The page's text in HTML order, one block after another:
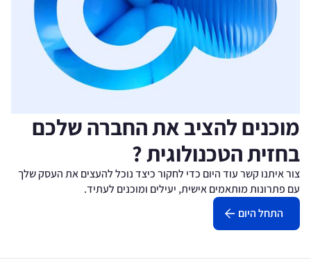
מוכנים להציב את החברה שלכם
בחזית הטכנולוגית ?
צור איתנו קשר עוד היום כדי לחקור כיצד נוכל להעצים את העסק שלך
עם פתרונות מותאמים אישית, יעילים ומוכנים לעתיד.
התחל היום